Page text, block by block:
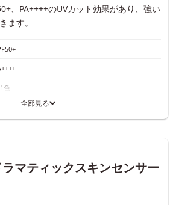
、PA++++のUVカット効果があり、強い
ます。
色
全部見る
マティックスキンセンサー